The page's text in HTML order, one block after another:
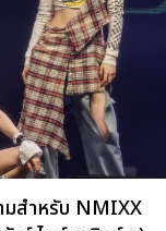
มสำหรับ NMIXX